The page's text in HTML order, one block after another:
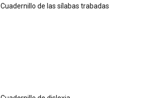
Cuadernillo de las sílabas trabadas